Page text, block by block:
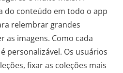
do conteúdo em todo o app
relembrar grandes
as imagens. Como cada
personalizável. Os usuários
fixar as coleções mais